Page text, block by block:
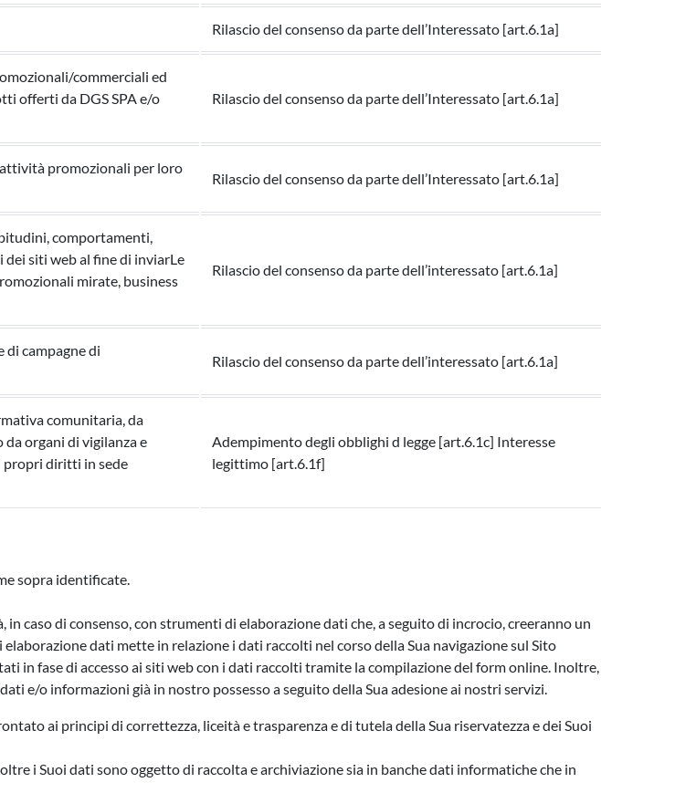
Rilascio del consenso da parte dell’Interessato [art.6.1a]
commerciali ed
offerti da DGS SPA e/o
Rilascio del consenso da parte dell’Interessato [art.6.1a]
promozionali per loro
Rilascio del consenso da parte dell’Interessato [art.6.1a]
comportamenti,
dei siti web al fine di inviarLe
mirate, business
Rilascio del consenso da parte dell’interessato [art.6.1a]
campagne di
Rilascio del consenso da parte dell’interessato [art.6.1a]
comunitaria, da
organi di vigilanza e
propri diritti in sede
Adempimento degli obblighi d legge [art.6.1c] Interesse
legittimo [art.6.1f]
sopra identificate.
caso di consenso, con strumenti di elaborazione dati che, a seguito di incrocio, creeranno un
dati mette in relazione i dati raccolti nel corso della Sua navigazione sul Sito
in fase di accesso ai siti web con i dati raccolti tramite la compilazione del form online. Inoltre,
e/o informazioni già in nostro possesso a seguito della Sua adesione ai nostri servizi.
ai principi di correttezza, liceità e trasparenza e di tutela della Sua riservatezza e dei Suoi
i Suoi dati sono oggetto di raccolta e archiviazione sia in banche dati informatiche che in